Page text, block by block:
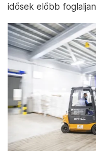
idősek előbb